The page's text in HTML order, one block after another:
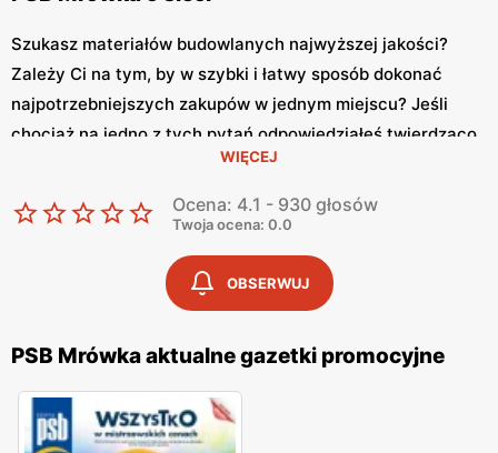
Szukasz materiałów budowlanych najwyższej jakości?
Zależy Ci na tym, by w szybki i łatwy sposób dokonać
najpotrzebniejszych zakupów w jednym miejscu? Jeśli
chociaż na jedno z tych pytań odpowiedziałeś twierdząco,
mamy dla Ciebie doskonałą wiadomość. Idealnym
prezentem dla Ciebie może okazać się sklep mrówka, który
oferuje swoim klientom artykuły domowe oraz produkty
budowlane stworzone z myślą o wymagających
konsumentach, którzy doskonale wiedzą czego chcą.
Mrówka PSBto nic innego jak sklep budowlany mający w
swojej ofercie akcesoria oraz sprzęty z kategorii dom i
ogród. Mrówka to wyjątkowy sklep samoobsługowy, który
WIĘCEJ
Ocena: 4.1 - 930 głosów
Twoja ocena: 0.0
OBSERWUJ
PSB Mrówka aktualne gazetki promocyjne